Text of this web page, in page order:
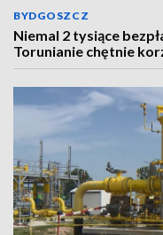
BYDGOSZCZ
Niemal 2 tysiące
Torunianie chętnie